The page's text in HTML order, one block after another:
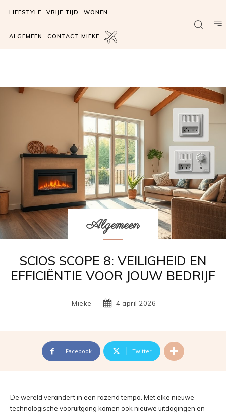
LIFESTYLE VRIJE TIJD WONEN
ALGEMEEN CONTACT MIEKE
Algemeen
SCIOS SCOPE 8: VEILIGHEID EN
EFFICIËNTIE VOOR JOUW BEDRIJF
Mieke 4 april 2026
Facebook Twitter
De wereld verandert in een razend tempo. Met elke nieuwe
technologische vooruitgang komen ook nieuwe uitdagingen en